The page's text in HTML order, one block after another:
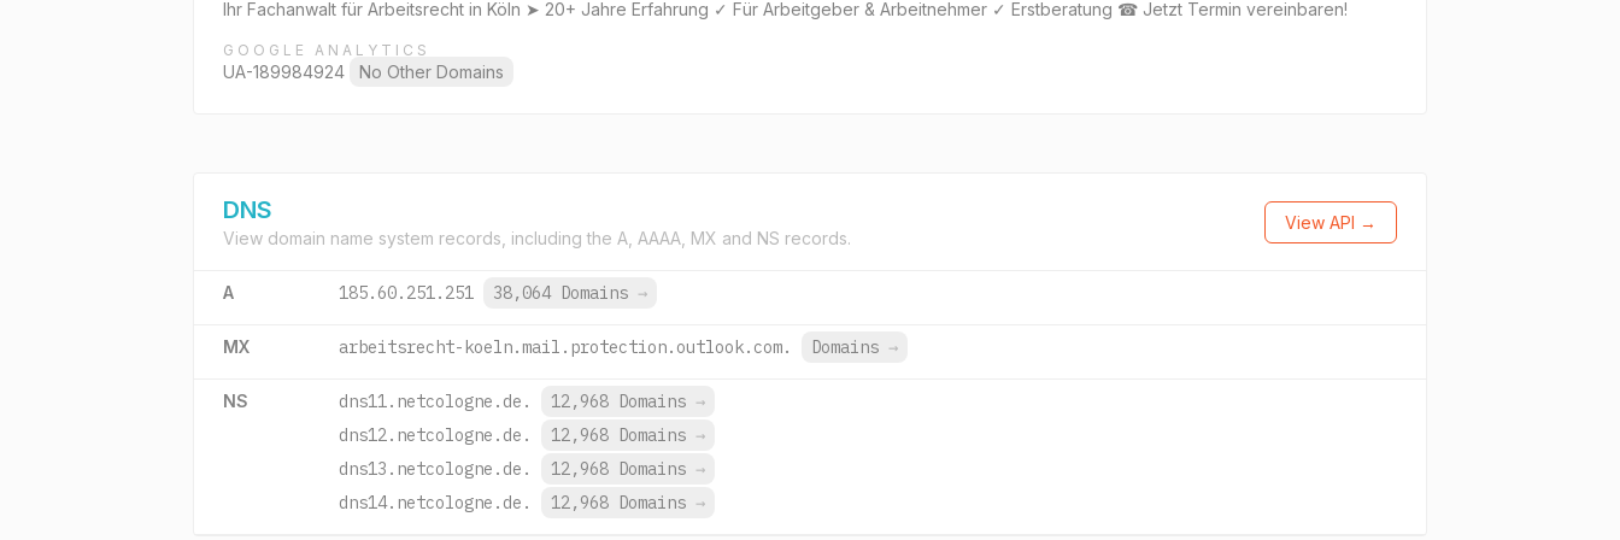
Ihr Fachanwalt für Arbeitsrecht in Köln ➤ 20+ Jahre Erfahrung ✓ Für Arbeitgeber & Arbeitnehmer ✓ Erstberatung ☎ Jetzt Termin vereinbaren!
GOOGLE ANALYTICS
UA-189984924 No Other Domains
DNS
View domain name system records, including the A, AAAA, MX and NS records.
View API →
A 185.60.251.251 38,064 Domains →
MX arbeitsrecht-koeln.mail.protection.outlook.com. Domains →
NS dns11.netcologne.de. 12,968 Domains →
dns12.netcologne.de.
12,968 Domains →
dns13.netcologne.de.
12,968 Domains →
dns14.netcologne.de.
12,968 Domains →